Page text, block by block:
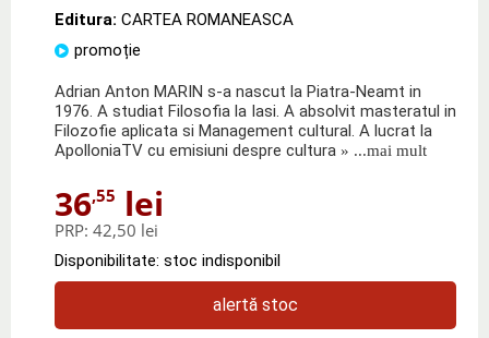
Editura: CARTEA ROMANEASCA
promoție
Adrian Anton MARIN s-a nascut la Piatra-Neamt in
1976. A studiat Filosofia la Iasi. A absolvit masteratul in
Filozofie aplicata si Management cultural. A lucrat la
ApolloniaTV cu emisiuni despre cultura » ...mai mult
36,55 lei
PRP: 42,50 lei
Disponibilitate: stoc indisponibil
alertă stoc